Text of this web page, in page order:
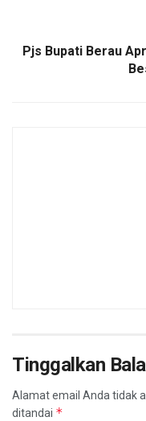
Pjs Bupati Berau
Tinggalkan
Alamat email Anda tidak
ditandai *